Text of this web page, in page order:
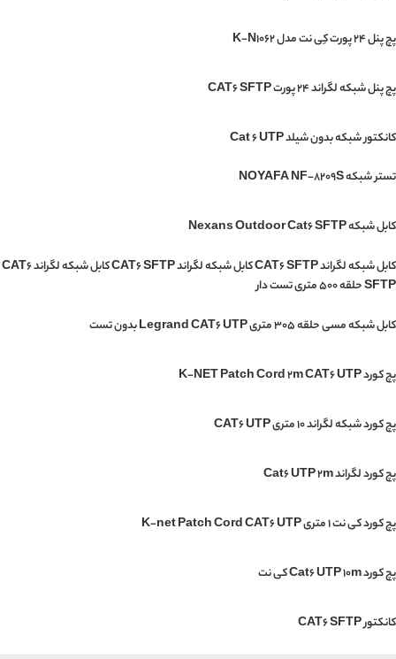
پچ پنل 24 پورت کِی نت مدل K-N1062
پچ پنل شبکه لگراند 24 پورت CAT6 SFTP
کانکتور شبکه بدون شیلد Cat 6 UTP
تستر شبکه NOYAFA NF-8209S
کابل شبکه Nexans Outdoor Cat6 SFTP
کابل شبکه لگراند CAT6 SFTP کابل شبکه لگراند CAT6 SFTP کابل شبکه لگراند CAT6
SFTP حلقه 500 متری تست دار
کابل شبکه مسی حلقه 305 متری Legrand CAT6 UTP بدون تست
پچ کورد K-NET Patch Cord 2m CAT6 UTP
پچ کورد شبکه لگراند 10 متری CAT6 UTP
پچ کورد لگراند Cat6 UTP 2m
پچ کورد کی نت 1 متری K-net Patch Cord CAT6 UTP
پچ کورد Cat6 UTP 10m کی نت
کانکتور CAT6 SFTP